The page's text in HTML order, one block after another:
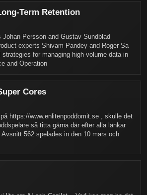
Term Retention
Johan Persson and Gustav Sundblad
experts Shivam Pandey and Roger Sa
for managing high-volume data in
and Operation
Cores
https://www.enlitenpoddomit.se , skulle det
så titta gärna där efter alla länkar
562 spelades in den 10 mars och